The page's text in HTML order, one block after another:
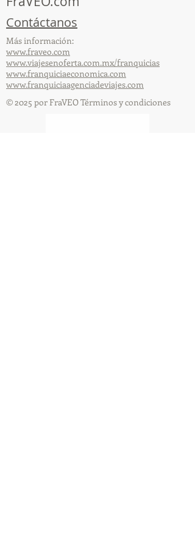
Contáctanos
Más información:
www.fraveo.com
www.viajesenoferta.com.mx/franquicias
www.franquiciaeconomica.com
www.franquiciaagenciadeviajes.com
© 2025 por FraVEO Términos y condiciones